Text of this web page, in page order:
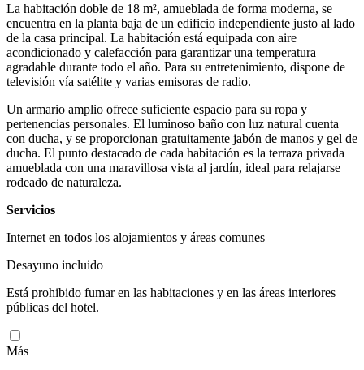
La habitación doble de 18 m², amueblada de forma moderna, se
encuentra en la planta baja de un edificio independiente justo al lado
de la casa principal. La habitación está equipada con aire
acondicionado y calefacción para garantizar una temperatura
agradable durante todo el año. Para su entretenimiento, dispone de
televisión vía satélite y varias emisoras de radio.
Un armario amplio ofrece suficiente espacio para su ropa y
pertenencias personales. El luminoso baño con luz natural cuenta
con ducha, y se proporcionan gratuitamente jabón de manos y gel de
ducha. El punto destacado de cada habitación es la terraza privada
amueblada con una maravillosa vista al jardín, ideal para relajarse
rodeado de naturaleza.
Servicios
Internet en todos los alojamientos y áreas comunes
Desayuno incluido
Está prohibido fumar en las habitaciones y en las áreas interiores
públicas del hotel.
Más